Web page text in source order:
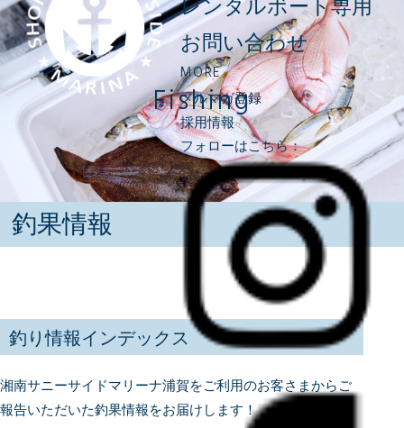
レンタルボート専用
お問い合わせ
MORE
メルマガ登録
採用情報
フォローはこちら：
Fishing
釣果情報
釣り情報インデックス
湘南サニーサイドマリーナ浦賀をご利用のお客さまからご
報告いただいた釣果情報をお届けします！